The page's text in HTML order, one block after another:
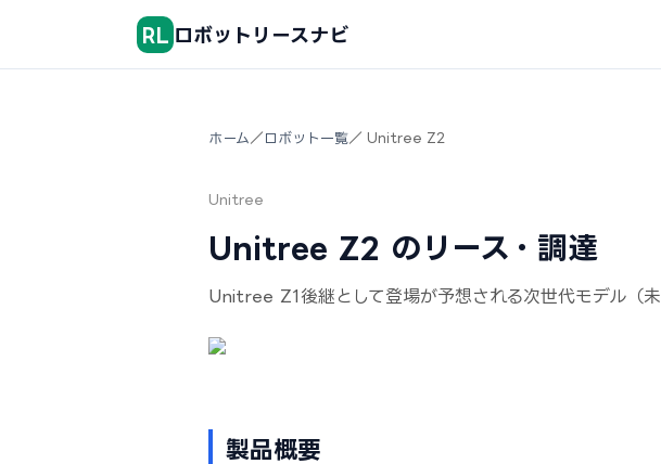
RL ロボットリースナビ
ホーム ／ ロボット一覧／ Unitree Z2
Unitree
Unitree Z2 のリース・調達
Unitree Z1後継として登場が予想される次世代モデル（
製品概要